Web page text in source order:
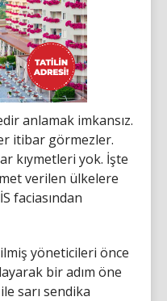
anlamak imkansız.
itibar görmezler.
kıymetleri yok. İşte
verilen ülkelere
faciasından
yöneticileri önce
bir adım öne
sarı sendika